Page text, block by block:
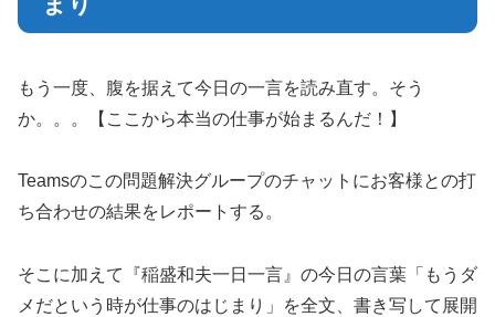
もう一度、腹を据えて今日の一言を読み直す。そう
か。。。【ここから本当の仕事が始まるんだ！】
Teamsのこの問題解決グループのチャットにお客様との打
ち合わせの結果をレポートする。
そこに加えて『稲盛和夫一日一言』の今日の言葉「もうダ
メだという時が仕事のはじまり」を全文、書き写して展開